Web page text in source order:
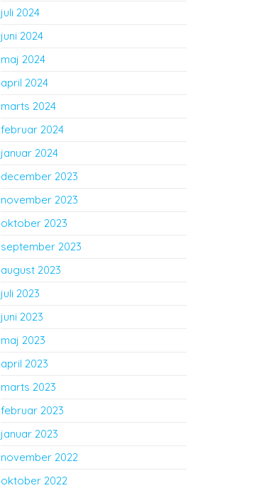
juli 2024
juni 2024
maj 2024
april 2024
marts 2024
februar 2024
januar 2024
december 2023
november 2023
oktober 2023
september 2023
august 2023
juli 2023
juni 2023
maj 2023
april 2023
marts 2023
februar 2023
januar 2023
november 2022
oktober 2022